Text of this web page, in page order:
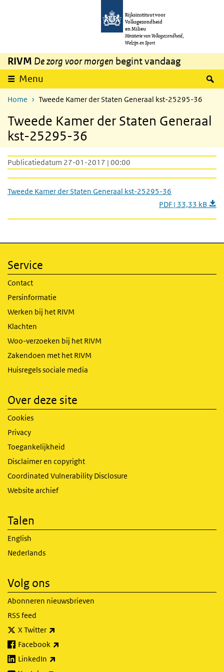
Overslaan en naar de inhoud gaan
Rijksinstituut voor
Volksgezondheid
en Milieu
Ministerie van Volksgezondheid,
Welzijn en Sport
RIVM De zorg voor morgen begint vandaag
Menu
Home Tweede Kamer der Staten Generaal kst-25295-36
Tweede Kamer der Staten Generaal
kst-25295-36
Publicatiedatum 27-01-2017 | 00:00
Tweede Kamer der Staten Generaal kst-25295-36
PDF | 33,33 kB
Service
Contact
Persinformatie
Werken bij het RIVM
Klachten
Woo-verzoeken bij het RIVM
Zakendoen met het RIVM
Huisregels sociale media
Over deze site
Cookies
Privacy
Toegankelijkheid
Disclaimer en copyright
Coordinated Vulnerability Disclosure
Website archief
Talen
English
Nederlands
Volg ons
Abonneren nieuwsbrieven
RSS feed
X Twitter
Facebook
LinkedIn